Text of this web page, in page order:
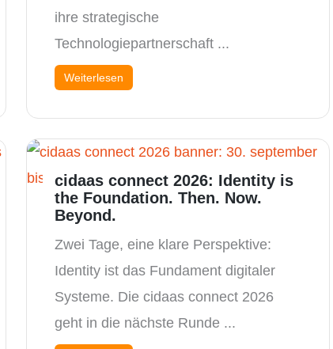
ihre strategische
Technologiepartnerschaft ...
Weiterlesen
cidaas connect 2026: Identity is
the Foundation. Then. Now.
Beyond.
Zwei Tage, eine klare Perspektive:
Identity ist das Fundament digitaler
Systeme. Die cidaas connect 2026
geht in die nächste Runde ...